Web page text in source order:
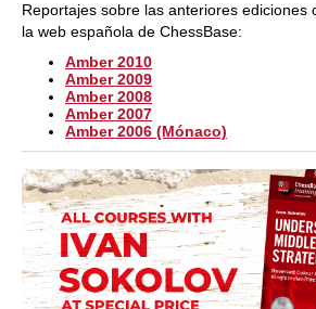
Reportajes sobre las anteriores ediciones
la web española de ChessBase:
Amber 2010
Amber 2009
Amber 2008
Amber 2007
Amber 2006 (Mónaco)